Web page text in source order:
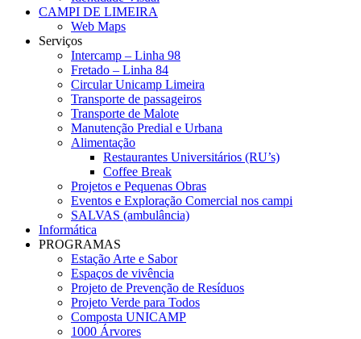
CAMPI DE LIMEIRA
Web Maps
Serviços
Intercamp – Linha 98
Fretado – Linha 84
Circular Unicamp Limeira
Transporte de passageiros
Transporte de Malote
Manutenção Predial e Urbana
Alimentação
Restaurantes Universitários (RU’s)
Coffee Break
Projetos e Pequenas Obras
Eventos e Exploração Comercial nos campi
SALVAS (ambulância)
Informática
PROGRAMAS
Estação Arte e Sabor
Espaços de vivência
Projeto de Prevenção de Resíduos
Projeto Verde para Todos
Composta UNICAMP
1000 Árvores